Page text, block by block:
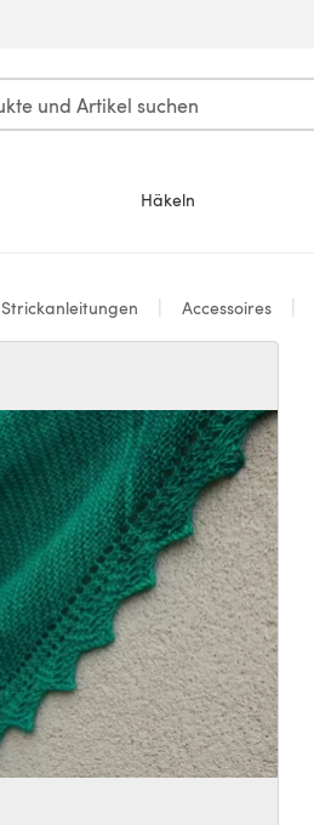
Häkeln
Strickanleitungen Accessoires